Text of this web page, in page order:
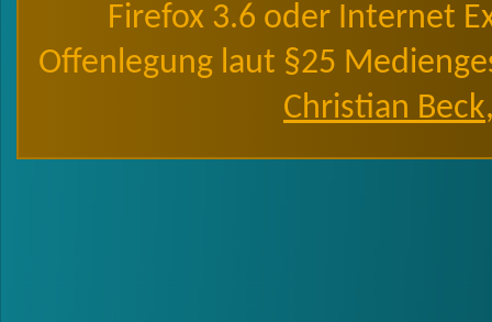
Firefox 3.6 oder Internet
Offenlegung laut §25
Christian Beck